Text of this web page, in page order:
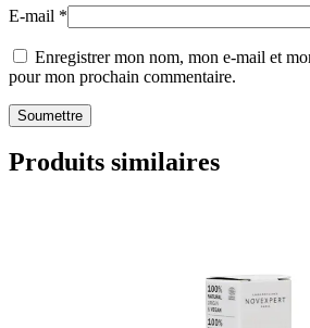
E-mail *
Enregistrer mon nom, mon e-mail et
pour mon prochain commentaire.
Produits similaires